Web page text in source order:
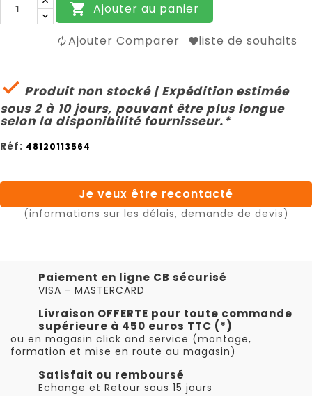
 Ajouter au panier
Ajouter Comparer liste de souhaits
 Produit non stocké | Expédition estimée
sous 2 à 10 jours, pouvant être plus longue
selon la disponibilité fournisseur.*
Réf: 48120113564
Je veux être recontacté
(informations sur les délais, demande de devis)
Paiement en ligne CB sécurisé
VISA - MASTERCARD
Livraison OFFERTE pour toute commande
supérieure à 450 euros TTC (*)
ou en magasin click and service (montage,
formation et mise en route au magasin)
Satisfait ou remboursé
Echange et Retour sous 15 jours